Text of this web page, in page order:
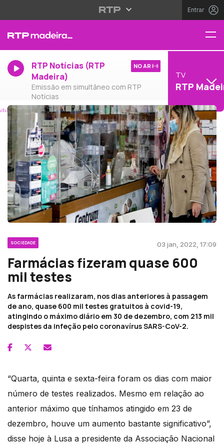
Entrar
RTP Notícias (RTP
Madeira)
Emissão em simultâneo com RTP
Notícias
NO AR
TV
RTP
SOCIEDADE 03 jan, 2022, 17:09
Farmácias fizeram quase 600
mil testes
As farmácias realizaram, nos dias anteriores à passagem
de ano, quase 600 mil testes gratuitos à covid-19,
atingindo o máximo diário em 30 de dezembro, com 213 mil
despistes da infeção pelo coronavírus SARS-CoV-2.
“Quarta, quinta e sexta-feira foram os dias com maior
número de testes realizados. Mesmo em relação ao
anterior máximo que tínhamos atingido em 23 de
dezembro, houve um aumento bastante significativo”,
disse hoje à Lusa a presidente da Associação Nacional